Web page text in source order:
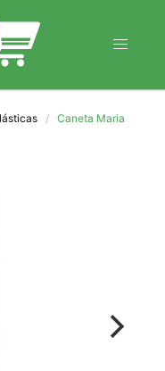
Caneta Maria